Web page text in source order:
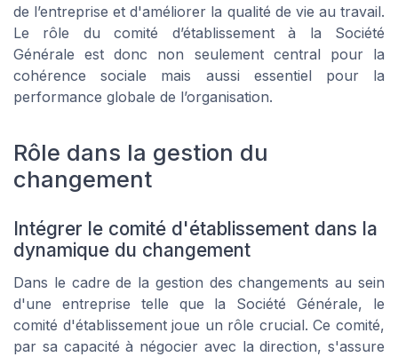
de l’entreprise et d'améliorer la qualité de vie au travail.
Le rôle du comité d’établissement à la Société
Générale est donc non seulement central pour la
cohérence sociale mais aussi essentiel pour la
performance globale de l’organisation.
Rôle dans la gestion du
changement
Intégrer le comité d'établissement dans la
dynamique du changement
Dans le cadre de la gestion des changements au sein
d'une entreprise telle que la Société Générale, le
comité d'établissement joue un rôle crucial. Ce comité,
par sa capacité à négocier avec la direction, s'assure